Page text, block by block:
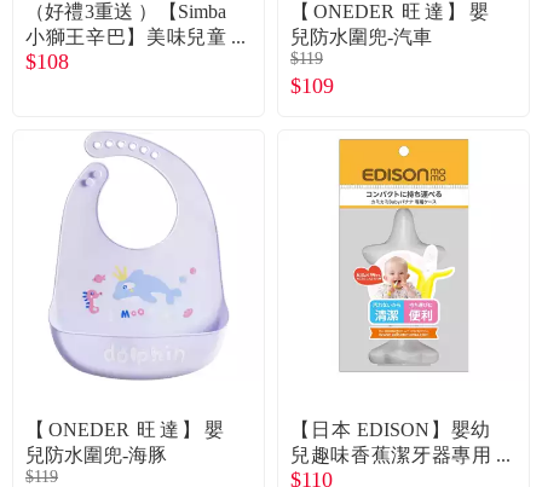
（好禮3重送 ）【Simba
小獅王辛巴】美味兒童
叉匙組（杏茶）
$108
【ONEDER 旺達】嬰
兒防水圍兜-汽車
$119
$109
【ONEDER 旺達】嬰
兒防水圍兜-海豚
$119
【日本 EDISON】嬰幼
兒趣味香蕉潔牙器專用
收納盒(直式)
$110